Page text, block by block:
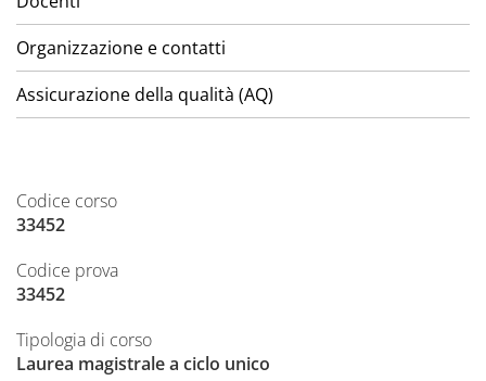
Organizzazione e contatti
Assicurazione della qualità (AQ)
Codice corso
33452
Codice prova
33452
Tipologia di corso
Laurea magistrale a ciclo unico